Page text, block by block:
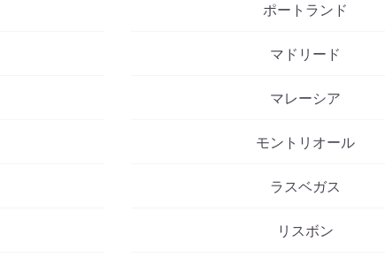
ポートランド
マドリード
マレーシア
モントリオール
ラスベガス
リスボン